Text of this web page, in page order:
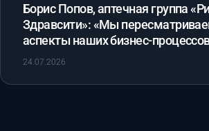
Борис Попов, аптечная группа
Здравсити»: «Мы
аспекты наших бизнес-
24.07.2026